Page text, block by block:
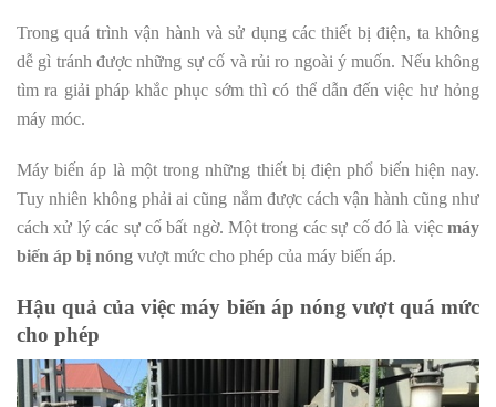
Trong quá trình vận hành và sử dụng các thiết bị điện, ta không
dễ gì tránh được những sự cố và rủi ro ngoài ý muốn. Nếu không
tìm ra giải pháp khắc phục sớm thì có thể dẫn đến việc hư hỏng
máy móc.
Máy biến áp là một trong những thiết bị điện phổ biến hiện nay.
Tuy nhiên không phải ai cũng nắm được cách vận hành cũng như
cách xử lý các sự cố bất ngờ. Một trong các sự cố đó là việc máy
biến áp bị nóng vượt mức cho phép của máy biến áp.
Hậu quả của việc máy biến áp nóng vượt quá mức
cho phép